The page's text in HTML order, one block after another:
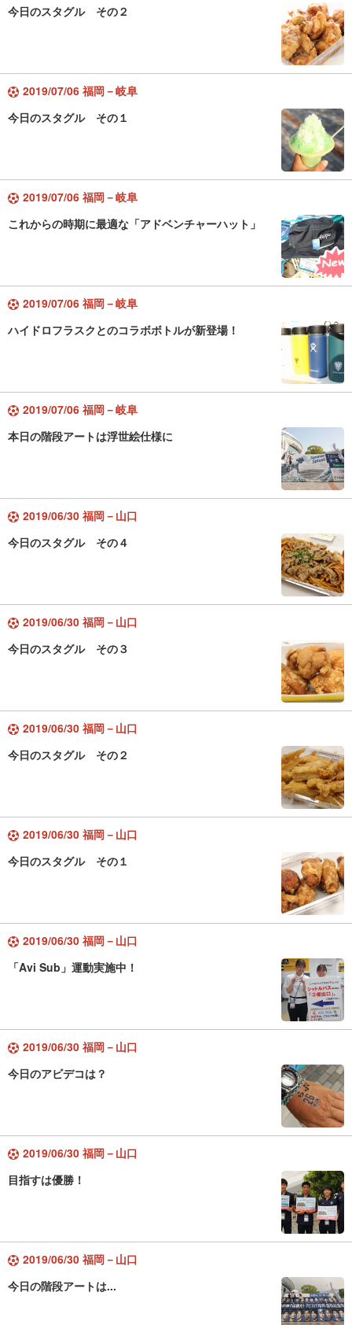
今日のスタグル その２
2019/07/06 福岡－岐阜
今日のスタグル その１
2019/07/06 福岡－岐阜
これからの時期に最適な「アドベンチャーハット」
2019/07/06 福岡－岐阜
ハイドロフラスクとのコラボボトルが新登場！
2019/07/06 福岡－岐阜
本日の階段アートは浮世絵仕様に
2019/06/30 福岡－山口
今日のスタグル その４
2019/06/30 福岡－山口
今日のスタグル その３
2019/06/30 福岡－山口
今日のスタグル その２
2019/06/30 福岡－山口
今日のスタグル その１
2019/06/30 福岡－山口
「Avi Sub」運動実施中！
2019/06/30 福岡－山口
今日のアビデコは？
2019/06/30 福岡－山口
目指すは優勝！
2019/06/30 福岡－山口
今日の階段アートは...